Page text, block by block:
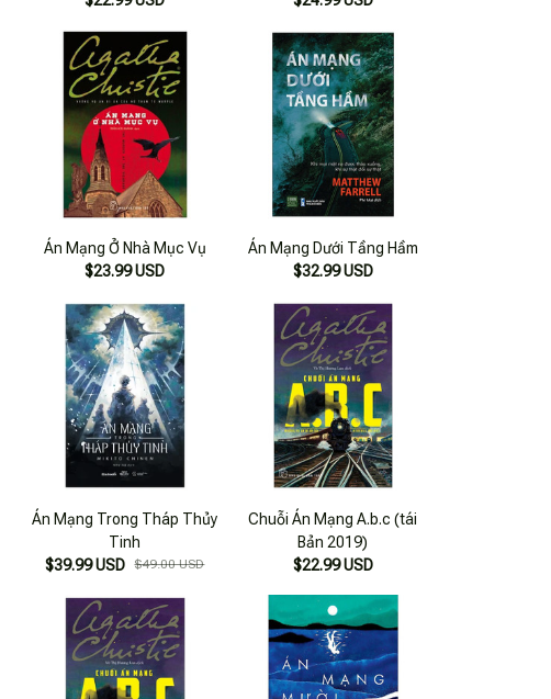
Án Mạng Ở Nhà Mục Vụ
$23.99 USD
Án Mạng Dưới Tầng Hầm
$32.99 USD
Án Mạng Trong Tháp Thủy
Tinh
$39.99 USD
$49.00 USD
Chuỗi Án Mạng A.b.c (tái
Bản 2019)
$22.99 USD